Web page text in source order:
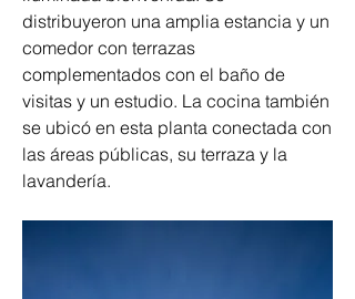
distribuyeron una amplia estancia y un
comedor con terrazas
complementados con el baño de
visitas y un estudio. La cocina también
se ubicó en esta planta conectada con
las áreas públicas, su terraza y la
lavandería.